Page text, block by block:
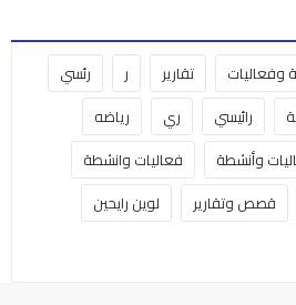
وفعاليات تقارير ر
رئسي
رائيسي ري
رياضه
وأنشطة
فعاليات وانشطة
قصص وتقارير
لوين رايحين